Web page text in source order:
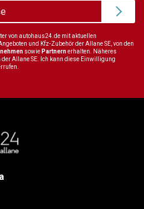
von autohaus24.de mit aktuellen
und Kfz-Zubehör der Allane SE, von den
sowie Partnernerhalten. Näheres
der Allane SE. Ich kann diese Einwilligung